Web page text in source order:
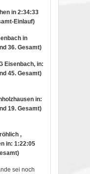
in 2:34:33
Einlauf)
in
36. Gesamt)
Eisenbach, in:
45. Gesamt)
in:
19. Gesamt)
,
in: 1:22:05
sei noch